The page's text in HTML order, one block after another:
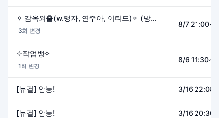
✧ 감옥외출(w.탱자, 연주아, 이티드)✧ (방셀룰렛 50/51/500/510)
3회 변경
8/7
✧작업뱅✧
1회 변경
8/6
[뉴걸] 안농! 3/16
[뉴걸] 안농! 3/16